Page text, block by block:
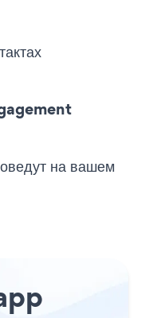
на вашем